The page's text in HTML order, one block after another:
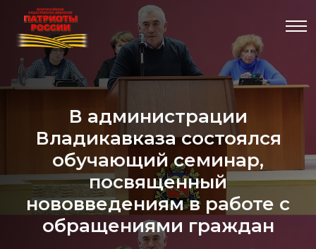
В администрации
Владикавказа состоялся
обучающий семинар,
посвященный
нововведениям в работе с
обращениями граждан